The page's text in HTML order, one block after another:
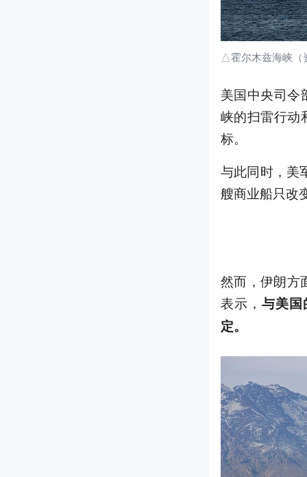
△霍尔木兹海峡（
美国中央司令
峡的扫雷行动
标。
与此同时，美
艘商业船只改
然而，伊朗方
表示，与美国
定。